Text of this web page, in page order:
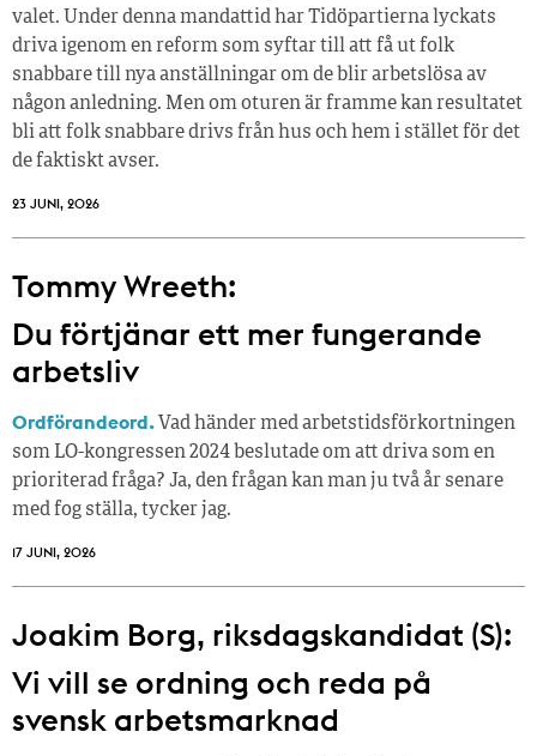
valet. Under denna mandattid har Tidöpartierna lyckats
driva igenom en reform som syftar till att få ut folk
snabbare till nya anställningar om de blir arbetslösa av
någon anledning. Men om oturen är framme kan resultatet
bli att folk snabbare drivs från hus och hem i stället för det
de faktiskt avser.
23 JUNI, 2026
Tommy Wreeth:
Du förtjänar ett mer fungerande
arbetsliv
Ordförandeord. Vad händer med arbetstidsförkortningen
som LO-kongressen 2024 beslutade om att driva som en
prioriterad fråga? Ja, den frågan kan man ju två år senare
med fog ställa, tycker jag.
17 JUNI, 2026
Joakim Borg, riksdagskandidat (S):
Vi vill se ordning och reda på
svensk arbetsmarknad